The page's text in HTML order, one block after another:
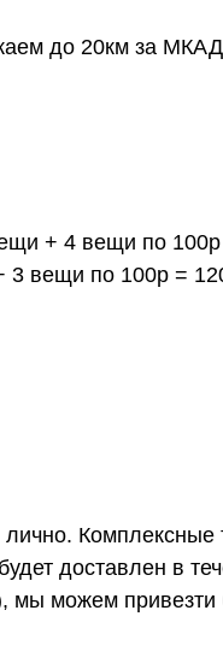
до 20км за
+ 4 вещи по
3 вещи по 100р =
Комплексные
доставлен в
мы можем привезти